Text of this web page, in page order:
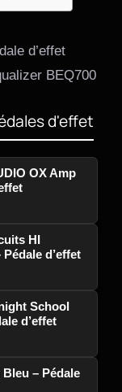
d’effet
BEQ700
d'effet
OX Amp
HI
d’effet
School
d’effet
– Pédale